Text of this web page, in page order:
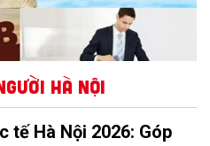
Hà Nội
tế Hà Nội 2026: Góp